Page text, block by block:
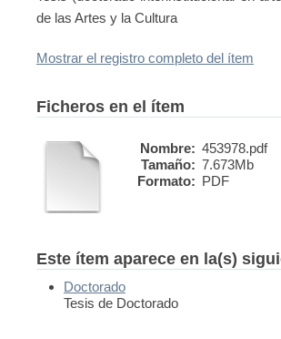
de las Artes y la Cultura
Mostrar el registro completo del ítem
Ficheros en el ítem
Nombre: 453978.pdf
Tamaño: 7.673Mb
Formato: PDF
Este ítem aparece en la(s)
Doctorado
Tesis de Doctorado